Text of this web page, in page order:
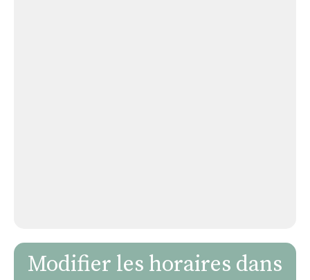
Modifier les horaires dans